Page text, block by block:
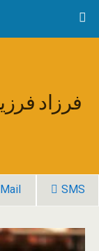
فرزاد
Mail SMS